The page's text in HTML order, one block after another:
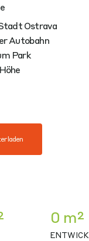
Ostrava
Autobahn
Park
0 m²